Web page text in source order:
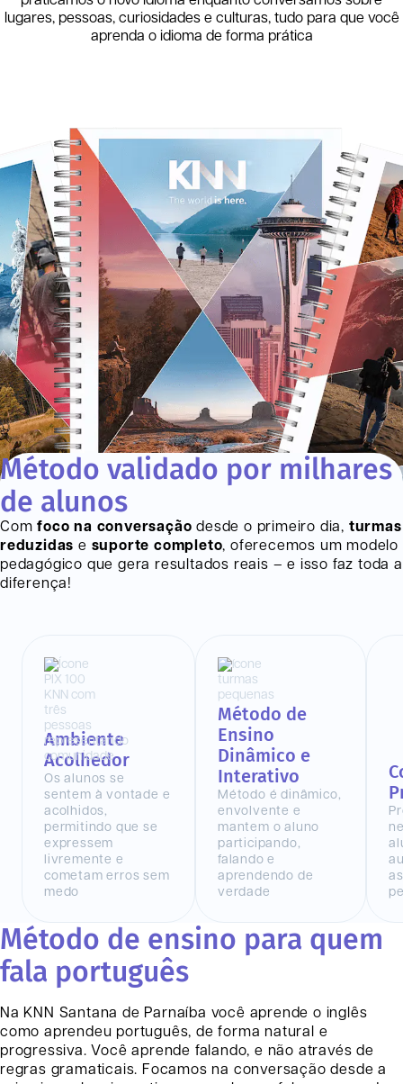
lugares, pessoas, curiosidades e culturas, tudo para que você
aprenda o idioma de forma prática
Método validado por milhares
de alunos
Comfoco na conversação desde o primeiro dia, turmas
reduzidas e suporte completo, oferecemos um modelo
pedagógico que gera resultados reais – e isso faz toda a
diferença!
Ambiente
Acolhedor
Os alunos se
sentem à vontade e
acolhidos,
permitindo que se
expressem
livremente e
cometam erros sem
medo
Método de
Ensino
Dinâmico e
Interativo
Método é dinâmico,
envolvente e
mantem o aluno
participando,
falando e
aprendendo de
verdade
Método de ensino para quem
fala português
Na KNN Santana de Parnaíba você aprende o inglês
como aprendeu português, de forma natural e
progressiva. Você aprende falando, e não através de
regras gramaticais. Focamos na conversação desde a